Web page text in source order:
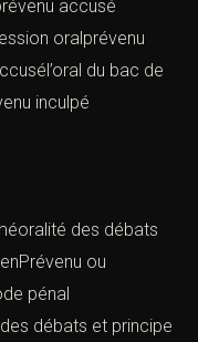
accusé
oralprévenu
du bac de
inculpé
des débats
ou
pénal
débats et principe